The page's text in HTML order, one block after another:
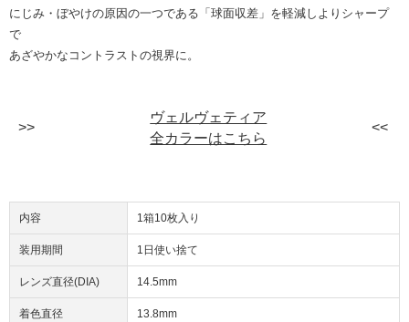
にじみ・ぼやけの原因の一つである「球面収差」を軽減しよりシャープ
で
あざやかなコントラストの視界に。
ヴェルヴェティア
全カラーはこちら
内容 1箱10枚入り
装用期間 1日使い捨て
レンズ直径(DIA) 14.5mm
着色直径 13.8mm